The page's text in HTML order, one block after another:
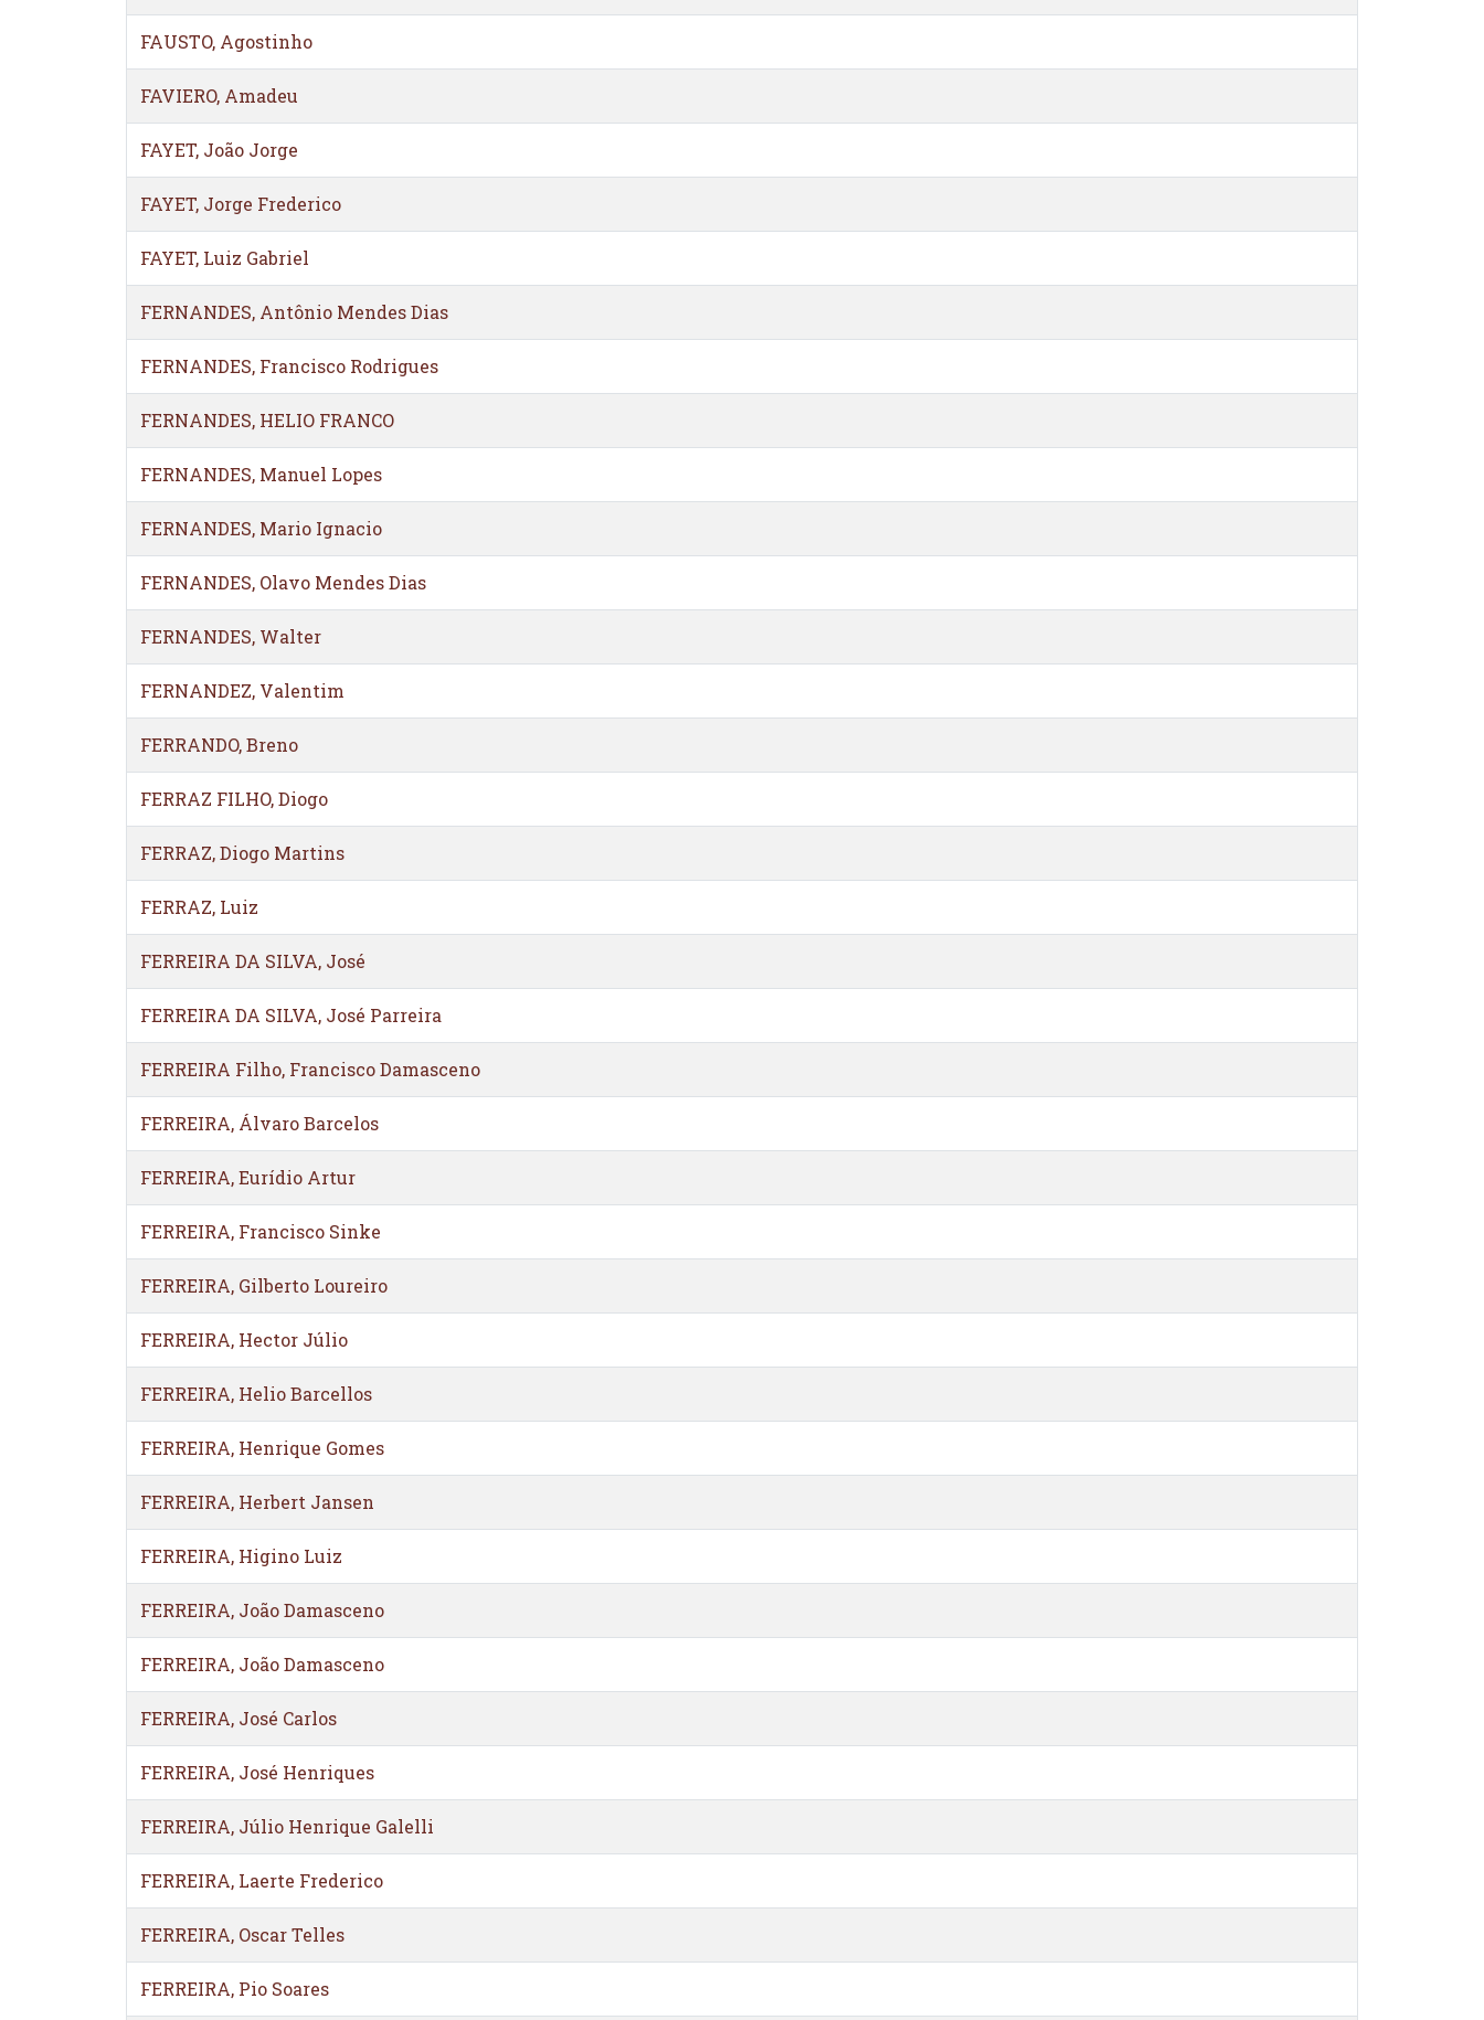
FAUSTO, Agostinho
FAVIERO, Amadeu
FAYET, João Jorge
FAYET, Jorge Frederico
FAYET, Luiz Gabriel
FERNANDES, Antônio Mendes Dias
FERNANDES, Francisco Rodrigues
FERNANDES, HELIO FRANCO
FERNANDES, Manuel Lopes
FERNANDES, Mario Ignacio
FERNANDES, Olavo Mendes Dias
FERNANDES, Walter
FERNANDEZ, Valentim
FERRANDO, Breno
FERRAZ FILHO, Diogo
FERRAZ, Diogo Martins
FERRAZ, Luiz
FERREIRA DA SILVA, José
FERREIRA DA SILVA, José Parreira
FERREIRA Filho, Francisco Damasceno
FERREIRA, Álvaro Barcelos
FERREIRA, Eurídio Artur
FERREIRA, Francisco Sinke
FERREIRA, Gilberto Loureiro
FERREIRA, Hector Júlio
FERREIRA, Helio Barcellos
FERREIRA, Henrique Gomes
FERREIRA, Herbert Jansen
FERREIRA, Higino Luiz
FERREIRA, João Damasceno
FERREIRA, João Damasceno
FERREIRA, José Carlos
FERREIRA, José Henriques
FERREIRA, Júlio Henrique Galelli
FERREIRA, Laerte Frederico
FERREIRA, Oscar Telles
FERREIRA, Pio Soares